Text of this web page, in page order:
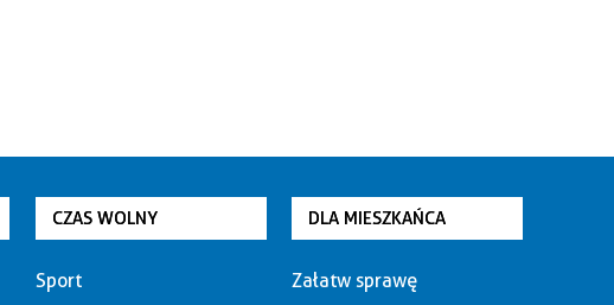
CZAS WOLNY
Sport
DLA MIESZKAŃCA
Załatw sprawę